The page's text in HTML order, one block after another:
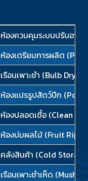
ห้องควบคุมระบบปรับอาก
ห้องเตรียมการผลิต
เรือนเพาะชำ (Bulb
ห้องแปรรูปสัตว์ปีก
ห้องปลอดเชื้อ (Clean
ห้องบ่มผลไม้ (Fruit
คลังสินค้า (Cold
เรือนเพาะชำเห็ด